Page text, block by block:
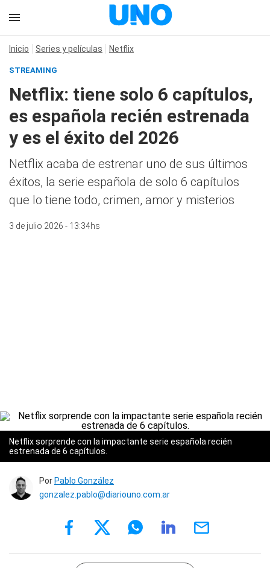
Inicio Series y películas Netflix
STREAMING
Netflix: tiene solo 6 capítulos,
es española recién estrenada
y es el éxito del 2026
Netflix acaba de estrenar uno de sus últimos
éxitos, la serie española de solo 6 capítulos
que lo tiene todo, crimen, amor y misterios
3 de julio 2026 - 13:34hs
Netflix sorprende con la impactante serie española recién
estrenada de 6 capítulos.
Por Pablo González
gonzalez.pablo@diariouno.com.ar